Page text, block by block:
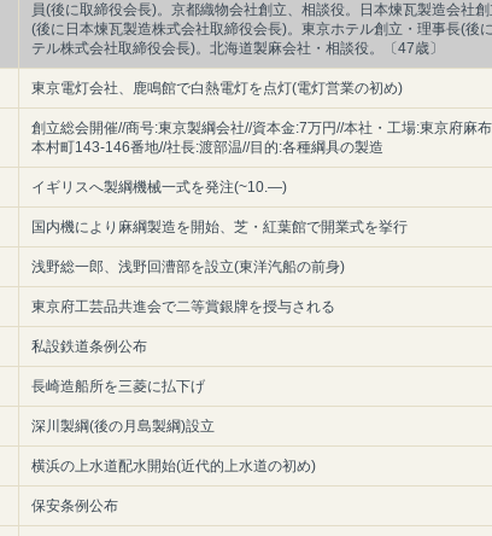
員(後に取締役会長)。京都織物会社創立、相談役。日本煉瓦製造会社
(後に日本煉瓦製造株式会社取締役会長)。東京ホテル創立・理事長(後
テル株式会社取締役会長)。北海道製麻会社・相談役。〔47歳〕
東京電灯会社、鹿鳴館で白熱電灯を点灯(電灯営業の初め)
創立総会開催//商号:東京製綱会社//資本金:7万円//本社・工場:東京府麻
本村町143-146番地//社長:渡部温//目的:各種綱具の製造
イギリスへ製綱機械一式を発注(~10.―)
国内機により麻綱製造を開始、芝・紅葉館で開業式を挙行
浅野総一郎、浅野回漕部を設立(東洋汽船の前身)
東京府工芸品共進会で二等賞銀牌を授与される
私設鉄道条例公布
長崎造船所を三菱に払下げ
深川製綱(後の月島製綱)設立
横浜の上水道配水開始(近代的上水道の初め)
保安条例公布